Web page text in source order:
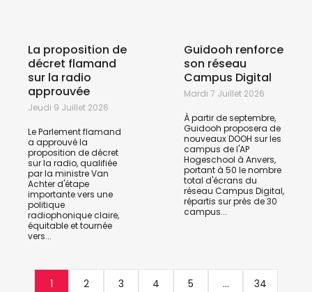
La proposition de
décret flamand
sur la radio
approuvée
Jeudi 9 Juillet 2026
Le Parlement flamand
a approuvé la
proposition de décret
sur la radio, qualifiée
par la ministre Van
Achter d'étape
importante vers une
politique
radiophonique claire,
équitable et tournée
vers...
Guidooh renforce
son réseau
Campus Digital
Mardi 7 Juillet 2026
À partir de septembre,
Guidooh proposera de
nouveaux DOOH sur les
campus de l'AP
Hogeschool à Anvers,
portant à 50 le nombre
total d'écrans du
réseau Campus Digital,
répartis sur près de 30
campus...
1 2 3 4 5 ... 34